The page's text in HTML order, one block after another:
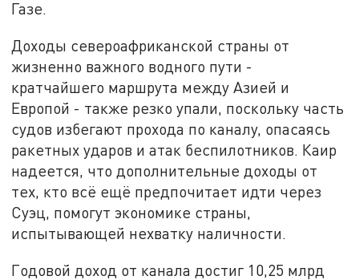
Газе.
Доходы североафриканской страны от
жизненно важного водного пути -
кратчайшего маршрута между Азией и
Европой - также резко упали, поскольку часть
судов избегают прохода по каналу, опасаясь
ракетных ударов и атак беспилотников. Каир
надеется, что дополнительные доходы от
тех, кто всё ещё предпочитает идти через
Суэц, помогут экономике страны,
испытывающей нехватку наличности.
Годовой доход от канала достиг 10,25 млрд